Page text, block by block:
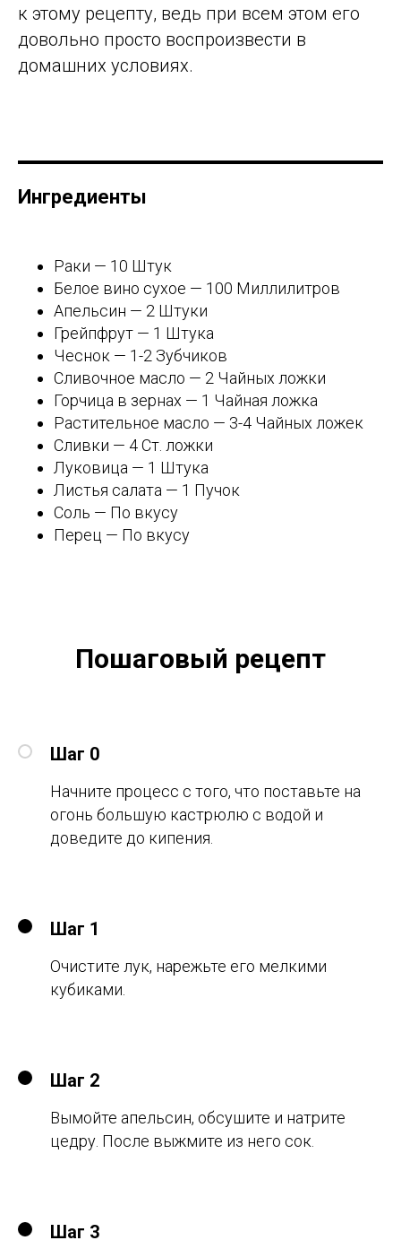
к этому рецепту, ведь при всем этом его
довольно просто воспроизвести в
домашних условиях.
Ингредиенты
Раки — 10 Штук
Белое вино сухое — 100 Миллилитров
Апельсин — 2 Штуки
Грейпфрут — 1 Штука
Чеснок — 1-2 Зубчиков
Сливочное масло — 2 Чайных ложки
Горчица в зернах — 1 Чайная ложка
Растительное масло — 3-4 Чайных ложек
Сливки — 4 Ст. ложки
Луковица — 1 Штука
Листья салата — 1 Пучок
Соль — По вкусу
Перец — По вкусу
Пошаговый рецепт
Шаг 0
Начните процесс с того, что поставьте на
огонь большую кастрюлю с водой и
доведите до кипения.
Шаг 1
Очистите лук, нарежьте его мелкими
кубиками.
Шаг 2
Вымойте апельсин, обсушите и натрите
цедру. После выжмите из него сок.
Шаг 3